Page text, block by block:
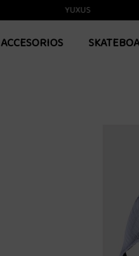
YUXUS
ACCESORIOS